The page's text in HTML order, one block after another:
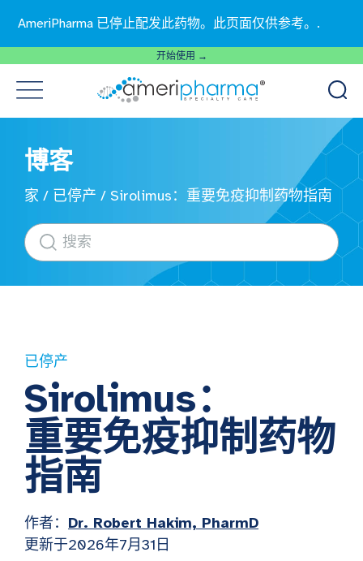
AmeriPharma 已停止配发此药物。此页面仅供参考。.
开始使用 →
博客
家 / 已停产 / Sirolimus：重要免疫抑制药物指南
已停产
Sirolimus：
重要免疫抑制药物
指南
作者： Dr. Robert Hakim, PharmD
更新于2026年7月31日